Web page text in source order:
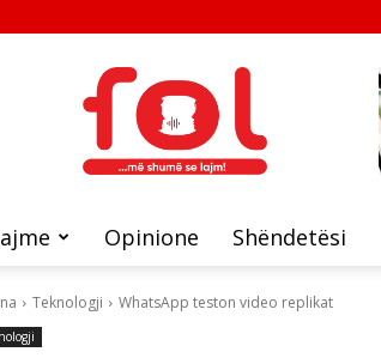
FOL
Opinione Shëndetësi
Teknologji WhatsApp teston video replikat